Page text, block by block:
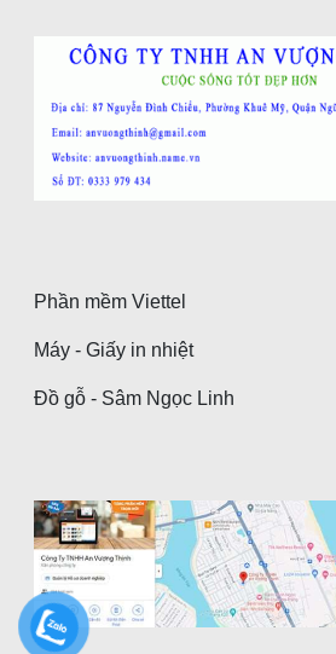
Phần mềm Viettel
Máy - Giấy in nhiệt
Đồ gỗ - Sâm Ngọc Linh